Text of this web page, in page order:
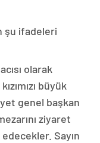
şu ifadeleri
olarak
büyük
genel başkan
ziyaret
Sayın